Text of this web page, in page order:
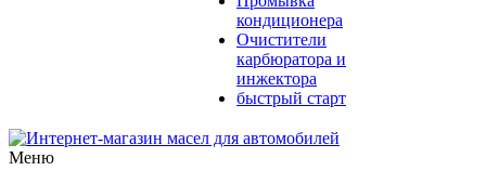
кондиционера
Очистители
карбюратора и
инжектора
быстрый старт
Меню